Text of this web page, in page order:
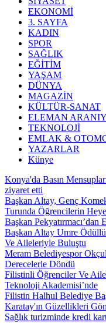
EKONOMİ
3. SAYFA
KADIN
SPOR
SAĞLIK
EĞİTİM
YAŞAM
DÜNYA
MAGAZİN
KÜLTÜR-SANAT
ELEMAN
TEKNOLOJİ
EMLAK &
YAZARLAR
Künye
Konya'da Basın
ziyaret etti
Başkan Altay, Genç
Turunda Öğrencilerin
Başkan Pekyatırmacı’dan
Başkan Altay Umre Ödüllü
Ve Aileleriyle Buluştu
Meram Belediyespor
Derecelerle Döndü
Filistinli Öğrenciler Ve
Teknoloji Akademisi’nde
Filistin Halhul Belediye
Karatay'ın Güzellikleri
Sağlık turizminde kredi